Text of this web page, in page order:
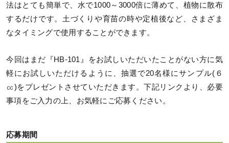
法はとても簡単で、水で1000～3000倍に薄めて、植物に散布
するだけです。土づくりや育苗の時や定植後など、さまざま
なタイミングで使用することができます。
今回はまだ『HB-101』をお試しいただいたことがない方に気
軽にお試しいただけるように、抽選で20名様にサンプル(６
㏄)をプレゼントさせていただきます。下記リンクより、必要
事項をご入力の上、お気軽にご応募ください。
応募期間